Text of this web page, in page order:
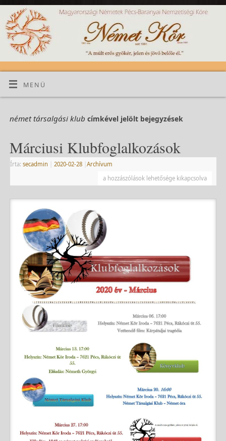
MENÜ
német társalgási klub címkével jelölt bejegyzések
Márciusi Klubfoglalkozások
Írta: secadmin 2020-02-28
Archívum
a hozzászólások lehetősége kikapcsolva